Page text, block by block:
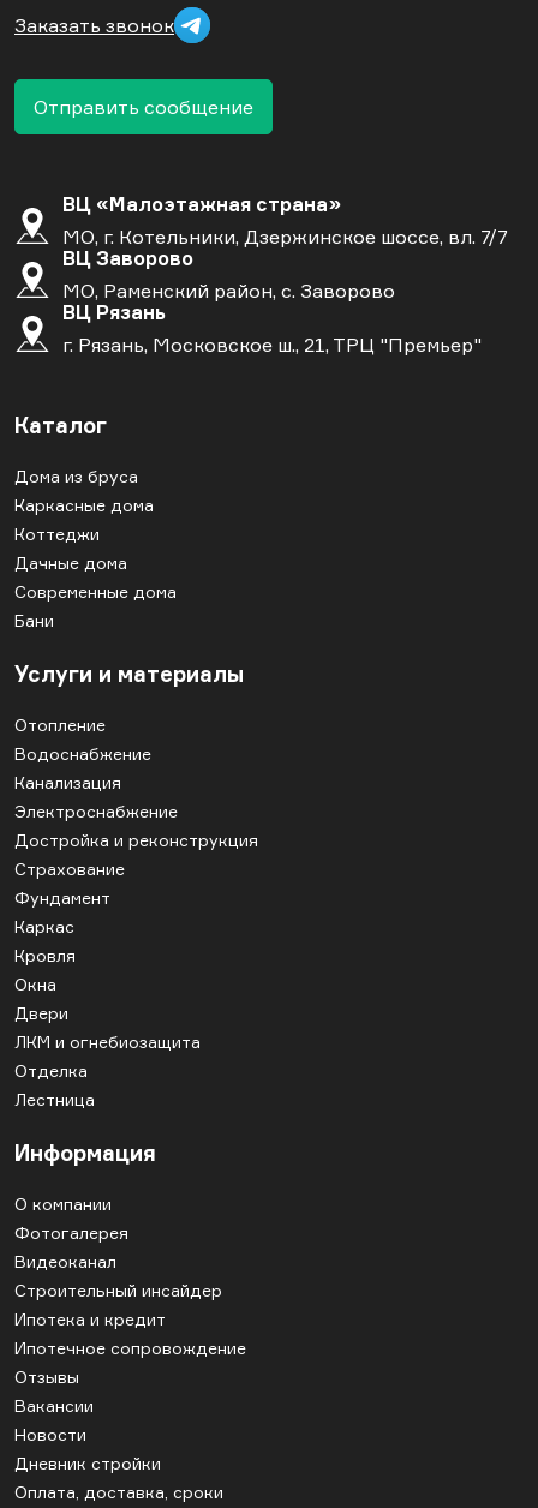
Заказать звонок
Отправить сообщение
ВЦ «Малоэтажная страна»
МО, г. Котельники, Дзержинское шоссе, вл. 7/7
ВЦ Заворово
МО, Раменский район, с. Заворово
ВЦ Рязань
г. Рязань, Московское ш., 21, ТРЦ "Премьер"
Каталог
Дома из бруса
Каркасные дома
Коттеджи
Дачные дома
Современные дома
Бани
Услуги и материалы
Отопление
Водоснабжение
Канализация
Электроснабжение
Достройка и реконструкция
Страхование
Фундамент
Каркас
Кровля
Окна
Двери
ЛКМ и огнебиозащита
Отделка
Лестница
Информация
О компании
Фотогалерея
Видеоканал
Строительный инсайдер
Ипотека и кредит
Ипотечное сопровождение
Отзывы
Вакансии
Новости
Дневник стройки
Оплата, доставка, сроки